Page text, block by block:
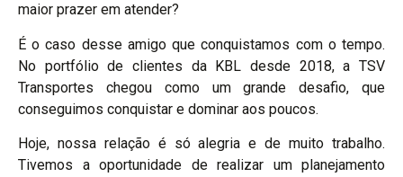
maior prazer em atender?
É o caso desse amigo que conquistamos com o tempo.
No portfólio de clientes da KBL desde 2018, a TSV
Transportes chegou como um grande desafio, que
conseguimos conquistar e dominar aos poucos.
Hoje, nossa relação é só alegria e de muito trabalho.
Tivemos a oportunidade de realizar um planejamento